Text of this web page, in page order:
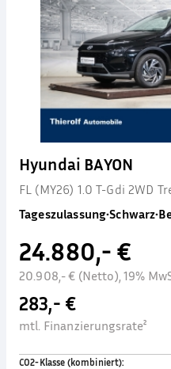
Hyundai BAYON
FL (MY26) 1.0 T-Gdi 2WD
Tageszulassung•Schwarz•
24.880,- €
20.908,- € (Netto), 19%
283,- €
mtl. Finanzierungsrate²
CO2-Klasse (kombiniert):